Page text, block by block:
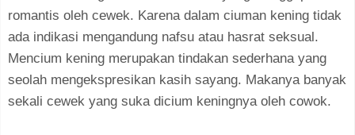
romantis oleh cewek. Karena dalam ciuman kening tidak
ada indikasi mengandung nafsu atau hasrat seksual.
Mencium kening merupakan tindakan sederhana yang
seolah mengekspresikan kasih sayang. Makanya banyak
sekali cewek yang suka dicium keningnya oleh cowok.